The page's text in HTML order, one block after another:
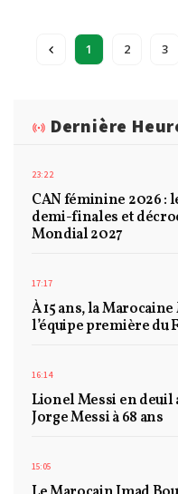
1 2 3
Dernière
23:22
CAN féminine 2026 :
demi-finales et
Mondial 2027
17:17
À 15 ans, la
l’équipe première du
16:14
Lionel Messi en deuil
Jorge Messi à 68 ans
15:05